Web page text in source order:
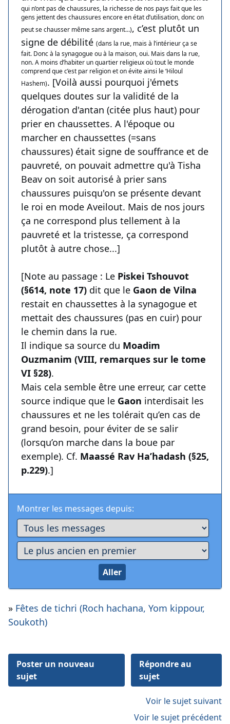
qui n’ont pas de chaussures, la richesse de nos pays fait que les
gens jettent des chaussures encore en état d’utilisation, donc on
peut se chausser même sans argent…), c’est plutôt un
signe de débilité (dans la rue, mais à l’intérieur ça se
fait. Donc à la synagogue ou à la maison, oui. Mais dans la rue,
non. A moins d’habiter un quartier religieux où tout le monde
comprend que c’est par religion et on évite ainsi le ‘Hiloul
Hashem). [Voilà aussi pourquoi j'émets
quelques doutes sur la validité de la
dérogation d'antan (citée plus haut) pour
prier en chaussettes. A l'époque ou
marcher en chaussettes (=sans
chaussures) était signe de souffrance et de
pauvreté, on pouvait admettre qu'à Tisha
Beav on soit autorisé à prier sans
chaussures puisqu'on se présente devant
le roi en mode Aveilout. Mais de nos jours
ça ne correspond plus tellement à la
pauvreté et la tristesse, ça correspond
plutôt à autre chose...]
[Note au passage : Le Piskei Tshouvot
(§614, note 17) dit que le Gaon de Vilna
restait en chaussettes à la synagogue et
mettait des chaussures (pas en cuir) pour
le chemin dans la rue.
Il indique sa source du Moadim
Ouzmanim (VIII, remarques sur le tome
VI §28).
Mais cela semble être une erreur, car cette
source indique que le Gaon interdisait les
chaussures et ne les tolérait qu’en cas de
grand besoin, pour éviter de se salir
(lorsqu’on marche dans la boue par
exemple). Cf. Maassé Rav Ha’hadash (§25,
p.229).]
Montrer les messages depuis:
» Fêtes de tichri (Roch hachana, Yom kippour,
Soukoth)
Poster un nouveau
sujet
Répondre au
sujet
Voir le sujet suivant
Voir le sujet précédent